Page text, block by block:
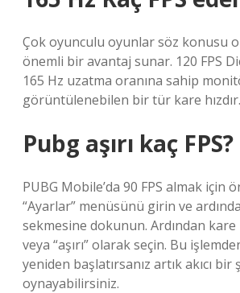
Çok oyunculu oyunlar söz konusu
önemli bir avantaj sunar. 120 FPS
165 Hz uzatma oranına sahip
görüntülenebilen bir tür kare hızdır.
Pubg aşırı kaç FPS?
PUBG Mobile’da 90 FPS almak için
“Ayarlar” menüsünü girin ve
sekmesine dokunun. Ardından kare
veya “aşırı” olarak seçin. Bu
yeniden başlatırsanız artık akıcı bir
oynayabilirsiniz.